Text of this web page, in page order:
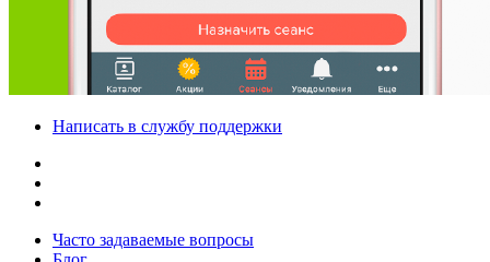
Написать в службу поддержки
Часто задаваемые вопросы